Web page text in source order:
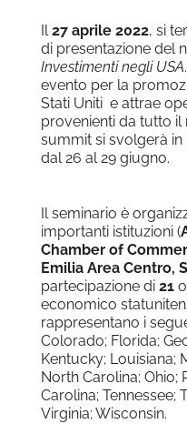
Il27 aprile 2022, si
di presentazione del
Investimenti negli USA
evento per la
Stati Uniti e attrae
provenienti da tutto il
summit si svolgerà in
dal 26 al 29 giugno.
Il seminario è
importanti istituzioni (
Chamber of
Emilia Area Centro,
partecipazione di 21
economico
rappresentano i
Colorado; Florida;
Kentucky; Louisiana;
North Carolina; Ohio;
Carolina; Tennessee;
Virginia; Wisconsin.